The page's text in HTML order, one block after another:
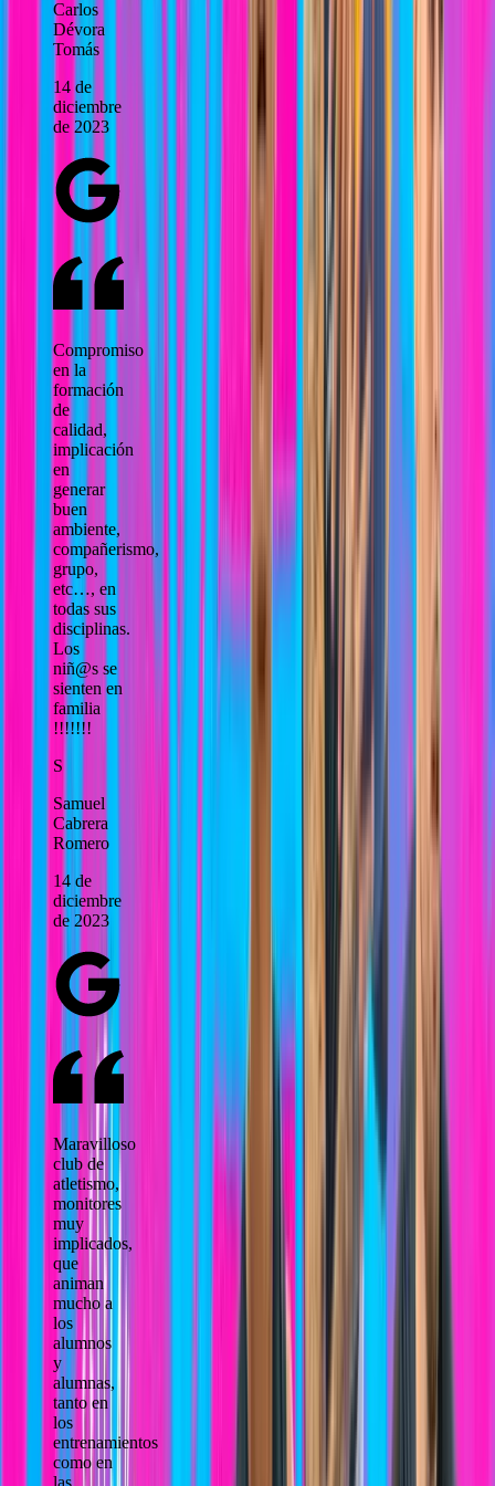
Carlos
Dévora
Tomás
14 de
diciembre
de 2023
Compromiso
en la
formación
de
calidad,
implicación
en
generar
buen
ambiente,
compañerismo,
grupo,
etc…, en
todas sus
disciplinas.
Los
niñ@s se
sienten en
familia
!!!!!!!
S
Samuel
Cabrera
Romero
14 de
diciembre
de 2023
Maravilloso
club de
atletismo,
monitores
muy
implicados,
que
animan
mucho a
los
alumnos
y
alumnas,
tanto en
los
entrenamientos
como en